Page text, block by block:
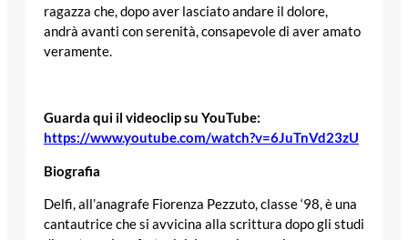
ragazza che, dopo aver lasciato andare il dolore,
andrà avanti con serenità, consapevole di aver amato
veramente.
Guarda qui il videoclip su YouTube:
https://www.youtube.com/watch?v=6JuTnVd23zU
Biografia
Delfi, all’anagrafe Fiorenza Pezzuto, classe ‘98, è una
cantautrice che si avvicina alla scrittura dopo gli studi